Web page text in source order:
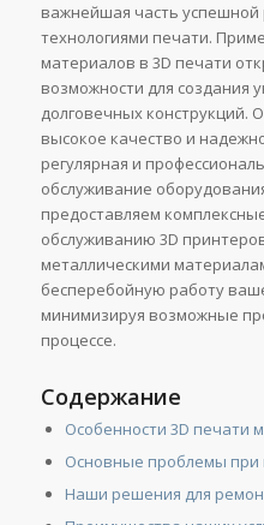
важнейшая часть
технологиями печати.
материалов в 3D печати
возможности для создания
долговечных конструкций.
высокое качество и
регулярная и
обслуживание
предоставляем
обслуживанию 3D
металлическими
бесперебойную работу
минимизируя возможные
процессе.
Содержание
Особенности 3D печати
Основные проблемы при
Наши решения для